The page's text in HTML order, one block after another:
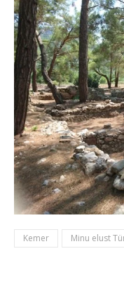
Kemer Minu elust